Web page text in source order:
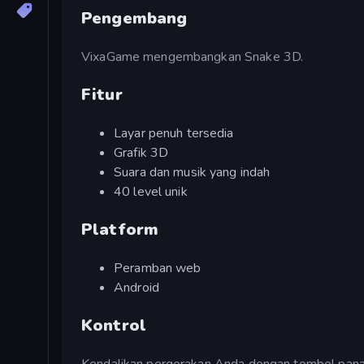
Pengembang
VixaGame mengembangkan Snake 3D.
Fitur
Layar penuh tersedia
Grafik 3D
Suara dan musik yang indah
40 level unik
Platform
Peramban web
Android
Kontrol